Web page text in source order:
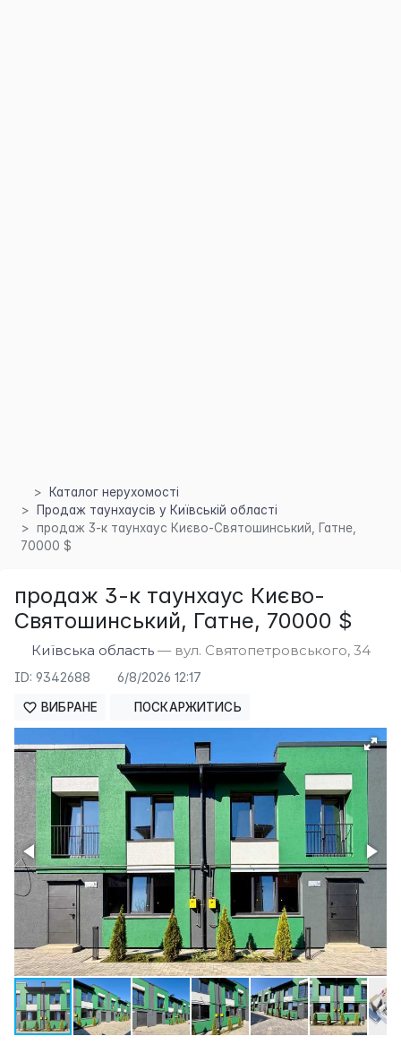
Каталог нерухомості
Продаж таунхаусів у Київській області
продаж 3-к таунхаус Києво-Святошинський, Гатне,
70000 $
продаж 3-к таунхаус Києво-
Святошинський, Гатне, 70000 $
Київська область — вул. Святопетровського, 34
ID: 9342688 6/8/2026 12:17
ВИБРАНЕ ПОСКАРЖИТИСЬ